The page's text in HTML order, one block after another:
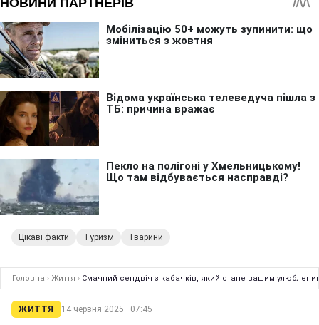
Цікаві факти Туризм Тварини
Головна › Життя › Смачний сендвіч з кабачків, який стане вашим
ЖИТТЯ 14 червня 2025 · 07:45